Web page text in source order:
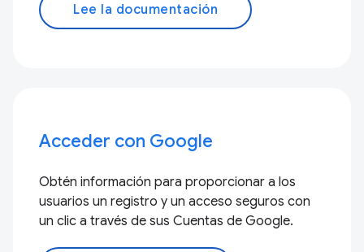
Lee la documentación
Acceder con Google
Obtén información para proporcionar a los
usuarios un registro y un acceso seguros con
un clic a través de sus Cuentas de Google.